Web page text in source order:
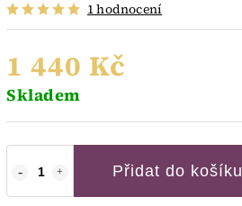
1 hodnocení
1 440 Kč
Skladem
Přidat do košíku